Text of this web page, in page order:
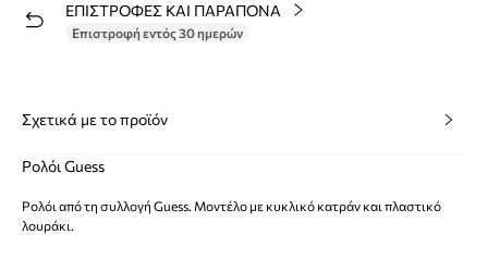
ΕΠΙΣΤΡΟΦΕΣ ΚΑΙ ΠΑΡΑΠΟΝΑ
Επιστροφή εντός 30 ημερών
Σχετικά με το προϊόν
Ρολόι Guess
Ρολόι από τη συλλογή Guess. Μοντέλο με κυκλικό κατράν και πλαστικό
λουράκι.